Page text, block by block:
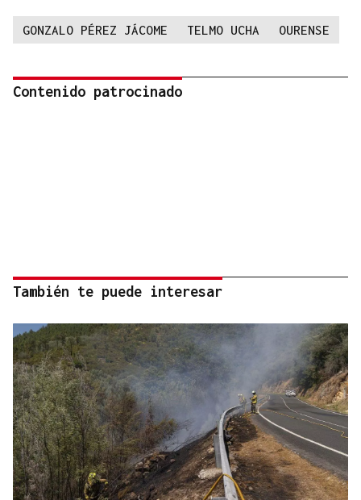
GONZALO PÉREZ JÁCOME TELMO UCHA OURENSE
Contenido patrocinado
También te puede interesar